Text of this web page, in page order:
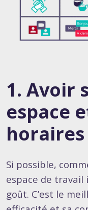
1. Avoir
espace
horaires
Si possible,
espace de travail
goût. C’est le